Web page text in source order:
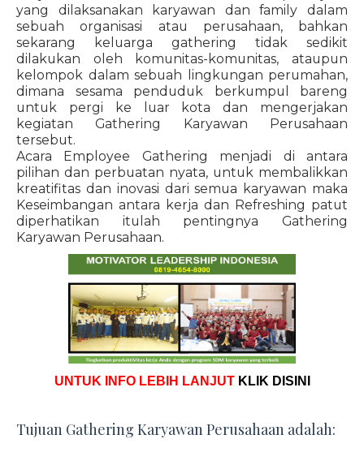
yang dilaksanakan karyawan dan family dalam
sebuah organisasi atau perusahaan, bahkan
sekarang keluarga gathering tidak sedikit
dilakukan oleh komunitas-komunitas, ataupun
kelompok dalam sebuah lingkungan perumahan,
dimana sesama penduduk berkumpul bareng
untuk pergi ke luar kota dan mengerjakan
kegiatan Gathering Karyawan Perusahaan
tersebut.
Acara Employee Gathering menjadi di antara
pilihan dan perbuatan nyata, untuk membalikkan
kreatifitas dan inovasi dari semua karyawan maka
Keseimbangan antara kerja dan Refreshing patut
diperhatikan itulah pentingnya Gathering
Karyawan Perusahaan.
UNTUK INFO LEBIH LANJUT KLIK DISINI
Tujuan Gathering Karyawan Perusahaan adalah: